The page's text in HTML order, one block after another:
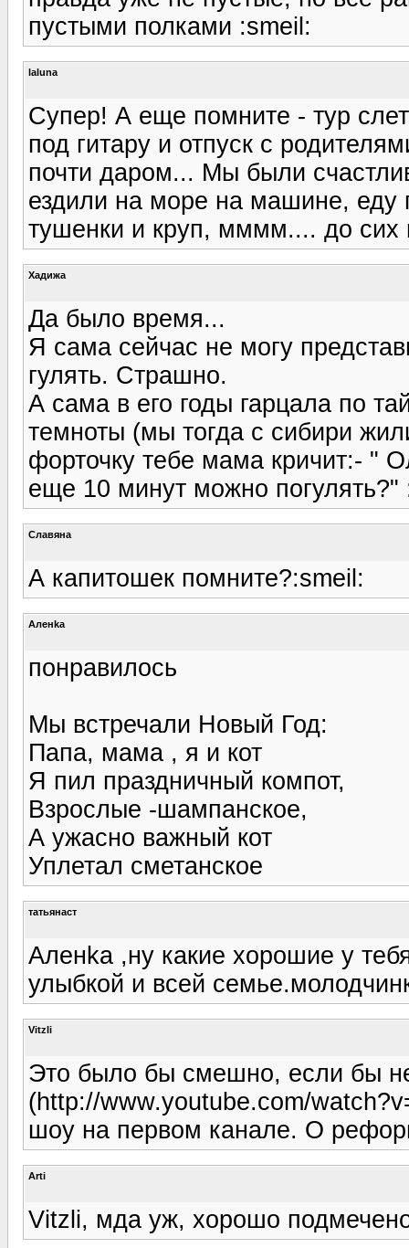
пустыми полками :smeil:
laluna
Супер! А еще помните - тур
под гитару и отпуск с
почти даром... Мы были
ездили на море на машине, еду
тушенки и круп, мммм.... до сих
Хадижа
Да было время...
Я сама сейчас не могу
гулять. Страшно.
А сама в его годы гарцала по
темноты (мы тогда с сибири
форточку тебе мама кричит:- "
еще 10 минут можно погулять?"
Славяна
А капитошек помните?:smeil:
Аленka
понравилось
Мы встречали Новый Год:
Папа, мама , я и кот
Я пил праздничный компот,
Взрослые -шампанское,
А ужасно важный кот
Уплетал сметанское
татьянаст
Аленka ,ну какие хорошие у
улыбкой и всей
Vitzli
Это было бы смешно, если бы
(http://www.youtube.com/
шоу на первом канале. О
Arti
Vitzli, мда уж, хорошо